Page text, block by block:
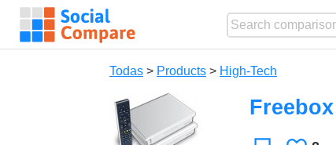
Todas > Products > High-Tech